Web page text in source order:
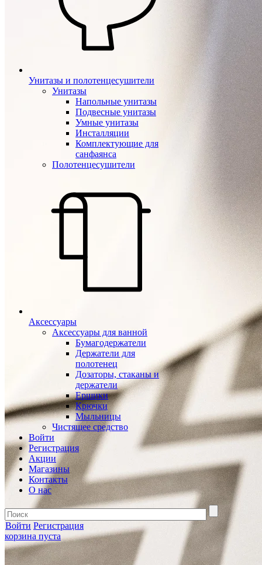
Унитазы и полотенцесушители
Унитазы
Напольные унитазы
Подвесные унитазы
Умные унитазы
Инсталляции
Комплектующие для
санфаянса
Полотенцесушители
Аксессуары
Аксессуары для ванной
Бумагодержатели
Держатели для
полотенец
Дозаторы, стаканы и
держатели
Ершики
Крючки
Мыльницы
Чистящее средство
Войти
Регистрация
Акции
Магазины
Контакты
О нас
Войти Регистрация
корзина пуста